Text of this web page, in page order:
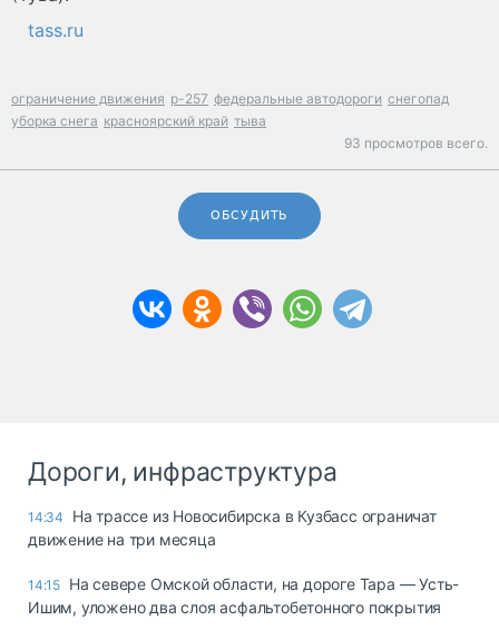
tass.ru
ограничение движения р-257 федеральные автодороги снегопад
уборка снега красноярский край тыва
93 просмотров всего.
ОБСУДИТЬ
Дороги, инфраструктура
14:34
На трассе из Новосибирска в Кузбасс ограничат
движение на три месяца
14:15 На севере Омской области, на дороге Тара — Усть-
Ишим, уложено два слоя асфальтобетонного покрытия